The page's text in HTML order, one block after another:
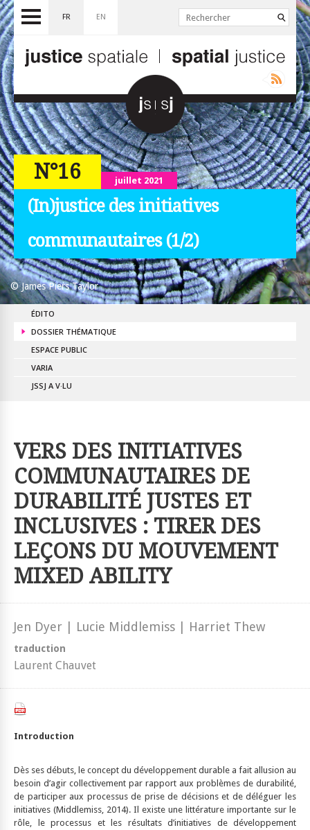
© James Piers Taylor
FR EN
juillet 2021
N°16
(In)justice des initiatives
communautaires (1/2)
ÉDITO
DOSSIER THÉMATIQUE
ESPACE PUBLIC
VARIA
JSSJ A V·LU
VERS DES INITIATIVES
COMMUNAUTAIRES DE
DURABILITÉ JUSTES ET
INCLUSIVES : TIRER DES
LEÇONS DU MOUVEMENT
MIXED ABILITY
Jen Dyer | Lucie Middlemiss | Harriet Thew
traduction
Laurent Chauvet
Introduction
Dès ses débuts, le concept du développement durable a fait allusion au
besoin d’agir collectivement par rapport aux problèmes de durabilité,
de participer aux processus de prise de décisions et de déléguer les
initiatives (Middlemiss, 2014). Il existe une littérature importante sur le
rôle, le processus et les résultats d’initiatives de développement